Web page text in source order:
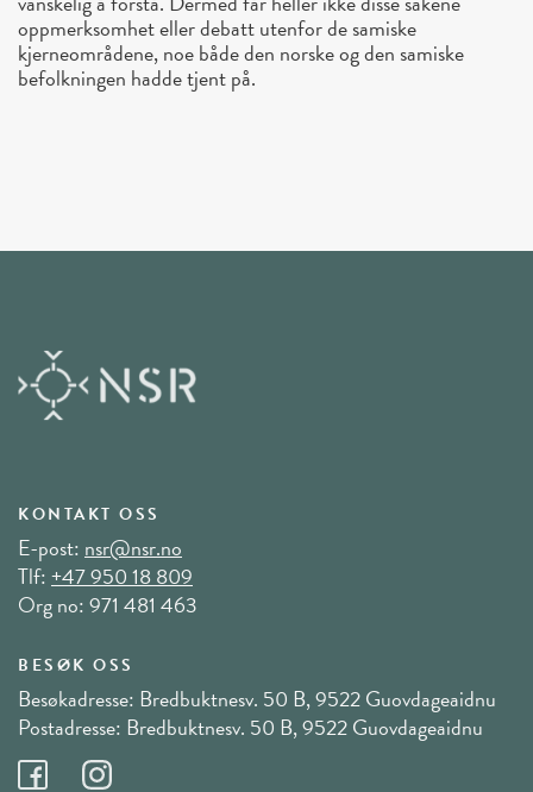
oppmerksomhet eller debatt utenfor de samiske
kjerneområdene, noe både den norske og den samiske
befolkningen hadde tjent på.
KONTAKT OSS
E-post: nsr@nsr.no
Tlf:+47 950 18 809
Org no: 971 481 463
BESØK OSS
Besøkadresse: Bredbuktnesv. 50 B, 9522 Guovdageaidnu
Postadresse: Bredbuktnesv. 50 B, 9522 Guovdageaidnu